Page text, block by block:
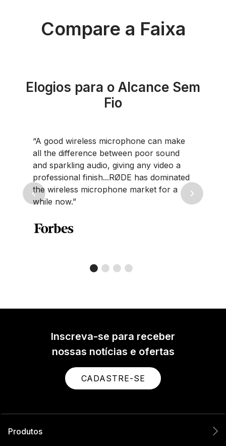
Compare a Faixa
Elogios para o Alcance Sem
Fio
can make
poor sound
any video a
has dominated
market for a
“[The Wireless PRO] is the
microphone you can buy.”
Previous Next
Inscreva-se para receber
nossas notícias e ofertas
CADASTRE-SE
Produtos